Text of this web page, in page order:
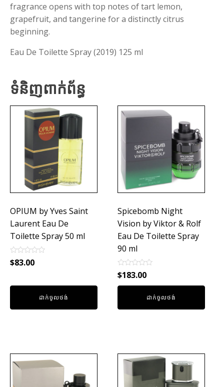
fragrance opens with top notes of tart lemon,
grapefruit, and tangerine for a distinctly citrus
beginning.
Eau De Toilette Spray (2019) 125 ml
ទំនិញពាក់ព័ន្ធ
OPIUM by Yves Saint
Laurent Eau De
Toilette Spray 50 ml
Rated
0
5
$83.00
ដាក់ចូលថង់
Spicebomb Night
Vision by Viktor & Rolf
Eau De Toilette Spray
90 ml
Rated
0
out
$183.00
ដាក់ចូលថង់